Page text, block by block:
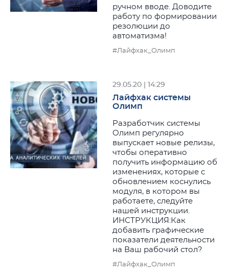
ручном вводе. Доводите
работу по формировании
резолюции до
автоматизма!
#Лайфхак_Олимп
29.05.20 | 14:29
Лайфхак системы
Олимп
Разработчик системы
Олимп регулярно
выпускает новые релизы,
чтобы оперативно
получить информацию об
изменениях, которые с
обновлением коснулись
модуля, в котором вы
работаете, следуйте
нашей инструкции.
ИНСТРУКЦИЯ:Как
добавить графические
показатели деятельности
на Ваш рабочий стол?
#Лайфхак_Олимп